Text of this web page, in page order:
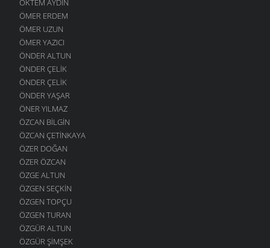
ÖMER ERDEM
ÖMER UZUN
ÖMER YAZICI
ÖNDER ALTUN
ÖNDER ÇELIK
ÖNDER ÇELIK
ÖNDER YAŞAR
ÖNER YILMAZ
ÖZCAN BILGIN
ÖZCAN ÇETINKAYA
ÖZER DOĞAN
ÖZER ÖZCAN
ÖZGE ALTUN
ÖZGEN SEÇKIN
ÖZGEN TOPÇU
ÖZGEN TURAN
ÖZGÜR ALTUN
ÖZGÜR ŞIMŞEK